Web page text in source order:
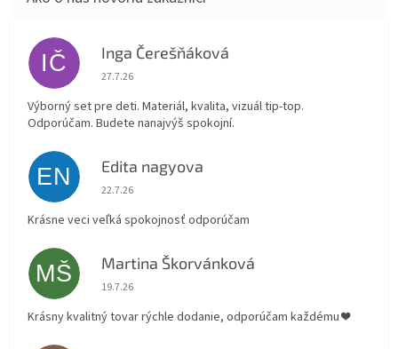
IČ Inga Čerešňáková
Hodnotenie obchodu je 5 z 5 hviezdičiek.
27.7.26
Výborný set pre deti. Materiál, kvalita, vizuál tip-top.
Odporúčam. Budete nanajvýš spokojní.
EN Edita nagyova
Hodnotenie obchodu je 5 z 5 hviezdičiek.
22.7.26
Krásne veci veľká spokojnosť odporúčam
MŠ Martina Škorvánková
Hodnotenie obchodu je 5 z 5 hviezdičiek.
19.7.26
Krásny kvalitný tovar rýchle dodanie, odporúčam každému ❤️